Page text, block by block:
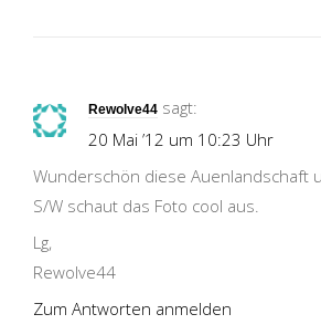
Rewolve44 sagt:
20 Mai ’12 um 10:23 Uhr
Wunderschön diese Auenlandschaft
S/W schaut das Foto cool aus.
Lg,
Rewolve44
Zum Antworten anmelden